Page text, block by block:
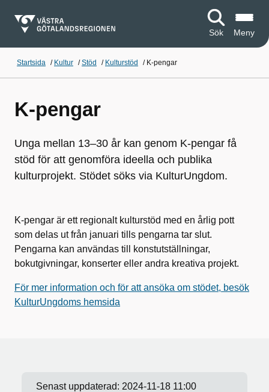
Sök Meny
Startsida / Kultur /Stöd / Kulturstöd / K-pengar
K-pengar
Unga mellan 13–30 år kan genom K-pengar få
stöd för att genomföra ideella och publika
kulturprojekt. Stödet söks via KulturUngdom.
K-pengar är ett regionalt kulturstöd med en årlig pott
som delas ut från januari tills pengarna tar slut.
Pengarna kan användas till konstutställningar,
bokutgivningar, konserter eller andra kreativa projekt.
För mer information och för att ansöka om stödet, besök
KulturUngdoms hemsida
Senast uppdaterad: 2024-11-18 11:00